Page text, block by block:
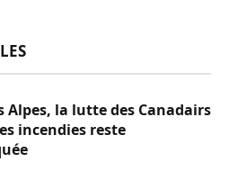
Alpes, la lutte des Canadairs
incendies reste